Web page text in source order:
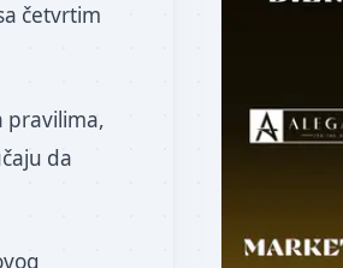
četvrtim
pravilima,
da